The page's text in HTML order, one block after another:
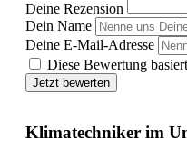
Deine Rezension
Dein Name
Deine E-Mail-Adresse
Diese Bewertung
Jetzt bewerten
Klimatechniker im